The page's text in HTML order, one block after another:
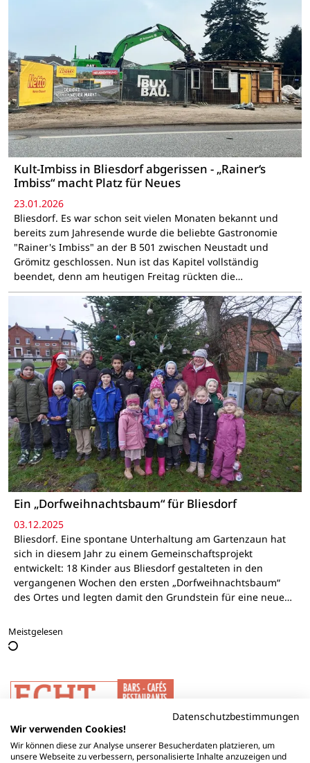
Kult-Imbiss in Bliesdorf abgerissen - „Rainer‘s
Imbiss“ macht Platz für Neues
23.01.2026
Bliesdorf. Es war schon seit vielen Monaten bekannt und
bereits zum Jahresende wurde die beliebte Gastronomie
"Rainer's Imbiss" an der B 501 zwischen Neustadt und
Grömitz geschlossen. Nun ist das Kapitel vollständig
beendet, denn am heutigen Freitag rückten die…
Ein „Dorfweihnachtsbaum“ für Bliesdorf
03.12.2025
Bliesdorf. Eine spontane Unterhaltung am Gartenzaun hat
sich in diesem Jahr zu einem Gemeinschaftsprojekt
entwickelt: 18 Kinder aus Bliesdorf gestalteten in den
vergangenen Wochen den ersten „Dorfweihnachtsbaum“
des Ortes und legten damit den Grundstein für eine neue…
Meistgelesen
Datenschutzbestimmungen
Wir verwenden Cookies!
Wir können diese zur Analyse unserer Besucherdaten platzieren, um
unsere Webseite zu verbessern, personalisierte Inhalte anzuzeigen und